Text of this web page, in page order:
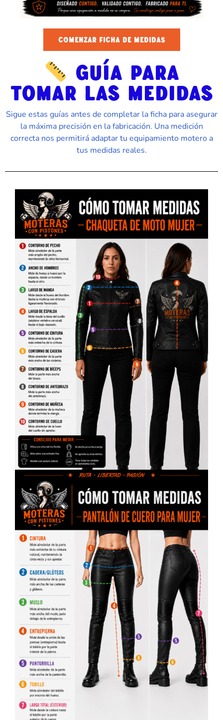
COMENZAR FICHA DE MEDIDAS
GUÍA PARA
TOMAR LAS MEDIDAS
Sigue estas guías antes de completar la ficha para asegurar
la máxima precisión en la fabricación. Una medición
correcta nos permitirá adaptar tu equipamiento motero a
tus medidas reales.